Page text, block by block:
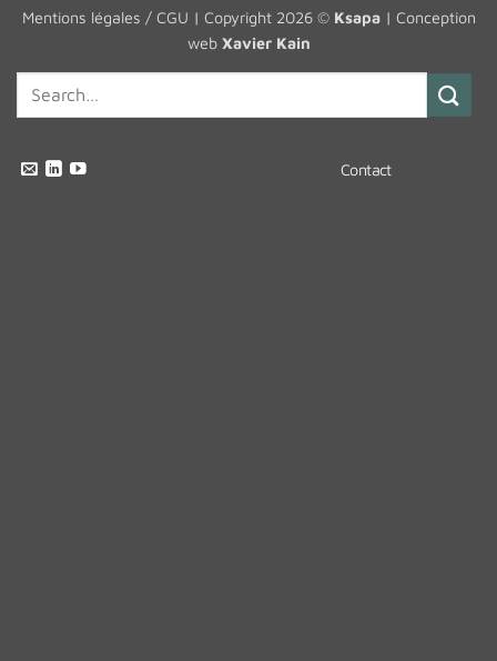
Mentions légales / CGU | Copyright 2026 © Ksapa| Conception
web Xavier Kain
Contact